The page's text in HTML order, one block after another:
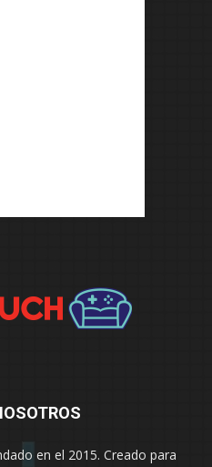
en el 2015. Creado para